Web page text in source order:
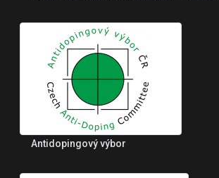
Antidopingový výbor